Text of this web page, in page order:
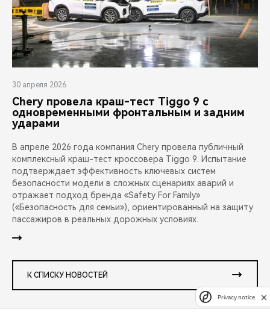
30 апреля 2026
Chery провела краш-тест Tiggo 9 с
одновременными фронтальным и задним
ударами
В апреле 2026 года компания Chery провела публичный
комплексный краш-тест кроссовера Tiggo 9. Испытание
подтверждает эффективность ключевых систем
безопасности модели в сложных сценариях аварий и
отражает подход бренда «Safety For Family»
(«Безопасность для семьи»), ориентированный на защиту
пассажиров в реальных дорожных условиях.
К СПИСКУ НОВОСТЕЙ
Privacy notice